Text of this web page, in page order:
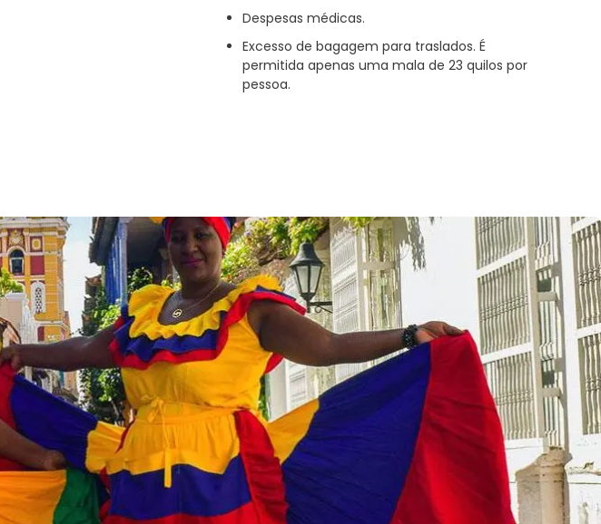
Despesas médicas.
Excesso de bagagem para traslados. É
permitida apenas uma mala de 23 quilos por
pessoa.